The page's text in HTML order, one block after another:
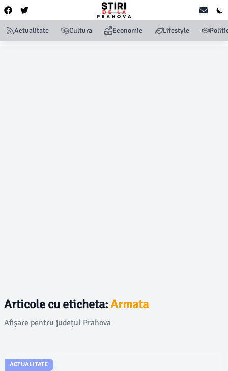
Actualitate Cultura Economie Lifestyle
Articole cu eticheta:Armata
Afișare pentru județul Prahova
ACTUALITATE